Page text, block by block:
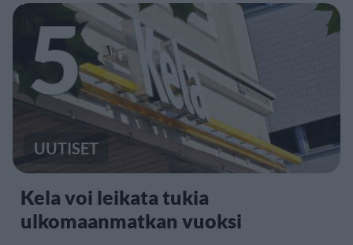
5
UUTISET
Kela voi leikata tukia
ulkomaanmatkan vuoksi